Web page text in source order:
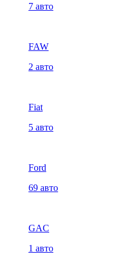
7 авто
FAW
2 авто
Fiat
5 авто
Ford
69 авто
GAC
1 авто